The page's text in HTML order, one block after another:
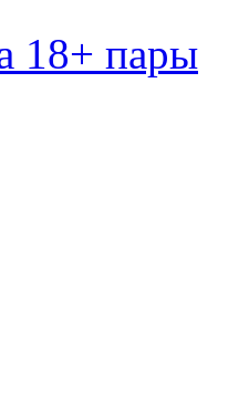
18+ пары